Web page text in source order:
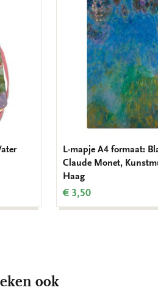
L-mapje A4 formaat:
Claude Monet,
Haag
€ 3,50
ook